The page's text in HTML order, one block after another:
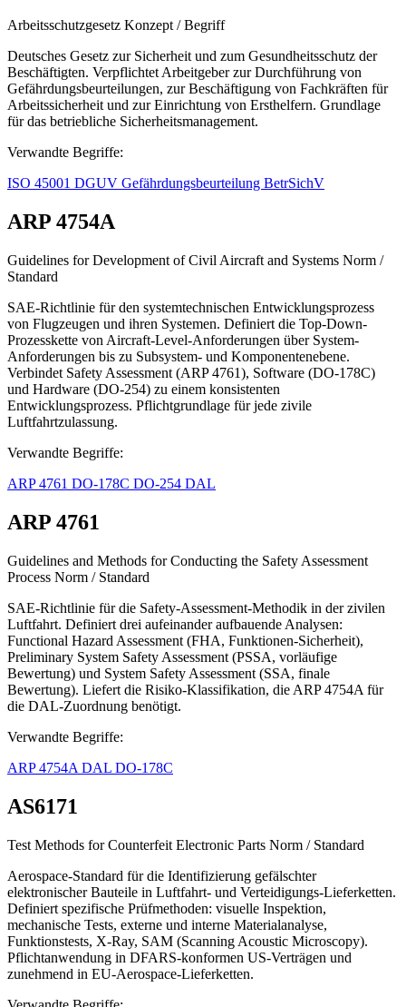
Arbeitsschutzgesetz Konzept / Begriff
Deutsches Gesetz zur Sicherheit und zum Gesundheitsschutz der
Beschäftigten. Verpflichtet Arbeitgeber zur Durchführung von
Gefährdungsbeurteilungen, zur Beschäftigung von Fachkräften für
Arbeitssicherheit und zur Einrichtung von Ersthelfern. Grundlage
für das betriebliche Sicherheitsmanagement.
Verwandte Begriffe:
ISO 45001 DGUV Gefährdungsbeurteilung BetrSichV
ARP 4754A
Guidelines for Development of Civil Aircraft and Systems Norm /
Standard
SAE-Richtlinie für den systemtechnischen Entwicklungsprozess
von Flugzeugen und ihren Systemen. Definiert die Top-Down-
Prozesskette von Aircraft-Level-Anforderungen über System-
Anforderungen bis zu Subsystem- und Komponentenebene.
Verbindet Safety Assessment (ARP 4761), Software (DO-178C)
und Hardware (DO-254) zu einem konsistenten
Entwicklungsprozess. Pflichtgrundlage für jede zivile
Luftfahrtzulassung.
Verwandte Begriffe:
ARP 4761 DO-178C DO-254 DAL
ARP 4761
Guidelines and Methods for Conducting the Safety Assessment
Process Norm / Standard
SAE-Richtlinie für die Safety-Assessment-Methodik in der zivilen
Luftfahrt. Definiert drei aufeinander aufbauende Analysen:
Functional Hazard Assessment (FHA, Funktionen-Sicherheit),
Preliminary System Safety Assessment (PSSA, vorläufige
Bewertung) und System Safety Assessment (SSA, finale
Bewertung). Liefert die Risiko-Klassifikation, die ARP 4754A für
die DAL-Zuordnung benötigt.
Verwandte Begriffe:
ARP 4754A DAL DO-178C
AS6171
Test Methods for Counterfeit Electronic Parts Norm / Standard
Aerospace-Standard für die Identifizierung gefälschter
elektronischer Bauteile in Luftfahrt- und Verteidigungs-Lieferketten.
Definiert spezifische Prüfmethoden: visuelle Inspektion,
mechanische Tests, externe und interne Materialanalyse,
Funktionstests, X-Ray, SAM (Scanning Acoustic Microscopy).
Pflichtanwendung in DFARS-konformen US-Verträgen und
zunehmend in EU-Aerospace-Lieferketten.